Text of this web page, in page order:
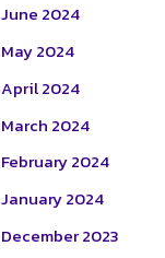
June 2024
May 2024
April 2024
March 2024
February 2024
January 2024
December 2023